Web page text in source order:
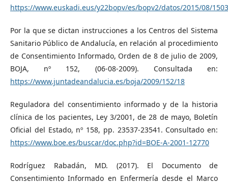
https://www.euskadi.eus/y22bopv/es/bopv2/datos/2015/08/
Por la que se dictan instrucciones a los Centros del Sistema
Sanitario Público de Andalucía, en relación al procedimiento
de Consentimiento Informado, Orden de 8 de julio de 2009,
BOJA, nº 152, (06-08-2009). Consultada en:
https://www.juntadeandalucia.es/boja/2009/152/18
Reguladora del consentimiento informado y de la historia
clínica de los pacientes, Ley 3/2001, de 28 de mayo, Boletín
Oficial del Estado, nº 158, pp. 23537-23541. Consultado en:
https://www.boe.es/buscar/doc.php?id=BOE-A-2001-12770
Rodríguez Rabadán, MD. (2017). El Documento de
Consentimiento Informado en Enfermería desde el Marco